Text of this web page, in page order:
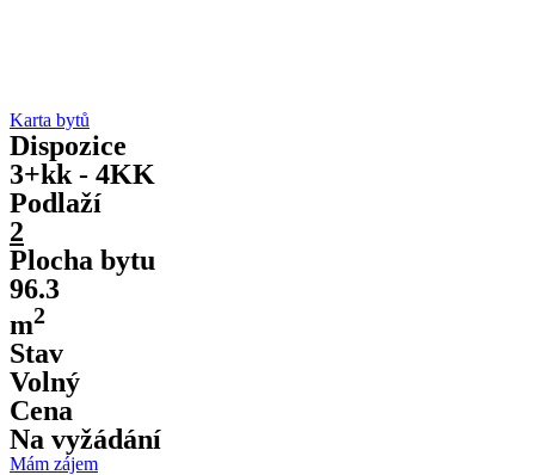
Karta bytů
Dispozice
3+kk - 4KK
Podlaží
2
Plocha bytu
96.3
m2
Stav
Volný
Cena
Na vyžádání
Mám zájem